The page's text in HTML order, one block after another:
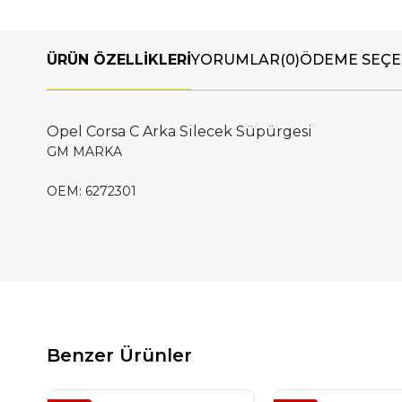
ÜRÜN ÖZELLIKLERIYORUMLAR(0)ÖDEME
Opel Corsa C Arka Silecek Süpürgesi
GM MARKA
OEM: 6272301
Benzer Ürünler